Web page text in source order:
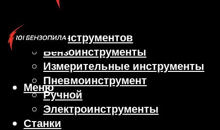
Виды инструментов
Бензоинструменты
Измерительные инструменты
Пневмоинструмент
Ручной
Электроинструменты
Станки
Меню